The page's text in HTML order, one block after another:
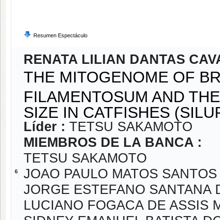
Resumen Espectáculo
6
RENATA LILIAN DANTAS
THE MITOGENOME OF
FILAMENTOSUM AND
SIZE IN CATFISHES
Líder : TETSU SAKAMOTO
MIEMBROS DE LA BANCA :
TETSU SAKAMOTO
JOAO PAULO MATOS
JORGE ESTEFANO SANTANA
LUCIANO FOGACA DE ASSIS